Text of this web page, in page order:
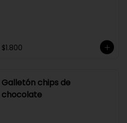
$1.800
Galletón chips de
chocolate